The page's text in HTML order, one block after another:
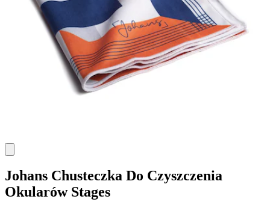
Johans Chusteczka Do Czyszczenia
Okularów Stages